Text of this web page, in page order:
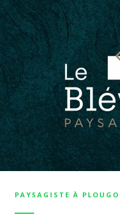
Aller
contenu
PAYSAGISTE À